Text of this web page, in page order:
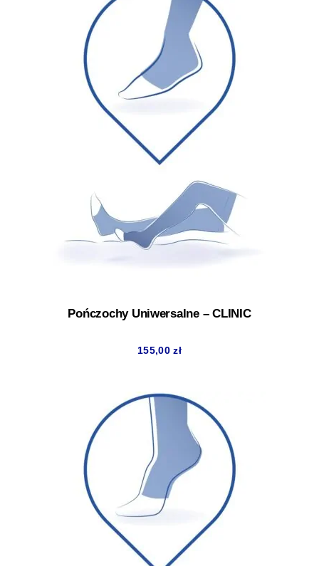
Pończochy Uniwersalne – CLINIC
155,00zł